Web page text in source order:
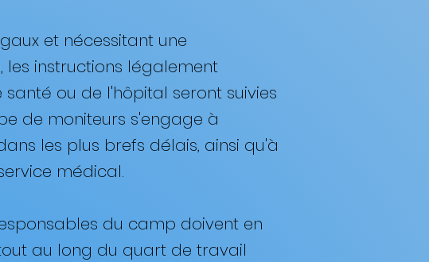
et nécessitant une
les instructions légalement
ou de l'hôpital seront suivies
de moniteurs s'engage à
les plus brefs délais, ainsi qu'à
médical.
du camp doivent en
au long du quart de travail